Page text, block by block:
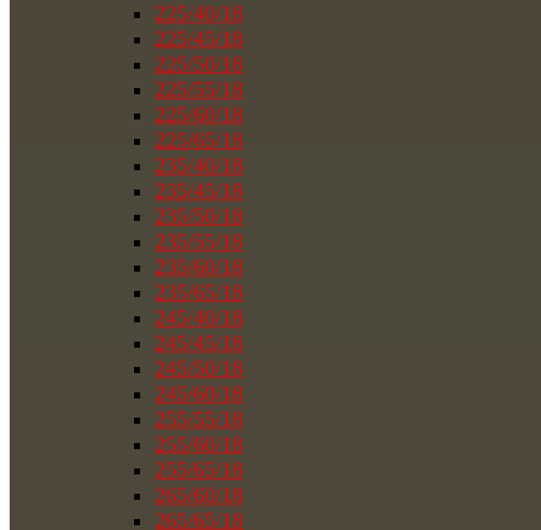
225/40/18
225/45/18
225/50/18
225/55/18
225/60/18
225/65/18
235/40/18
235/45/18
235/50/18
235/55/18
235/60/18
235/65/18
245/40/18
245/45/18
245/50/18
245/60/18
255/55/18
255/60/18
255/65/18
265/60/18
265/65/18